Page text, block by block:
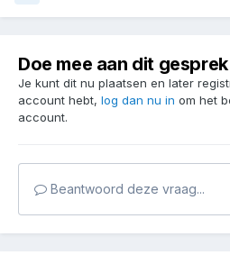
Doe mee aan dit gesprek
Je kunt dit nu plaatsen en later
account hebt, log dan nu in om het
account.
Beantwoord deze vraag...